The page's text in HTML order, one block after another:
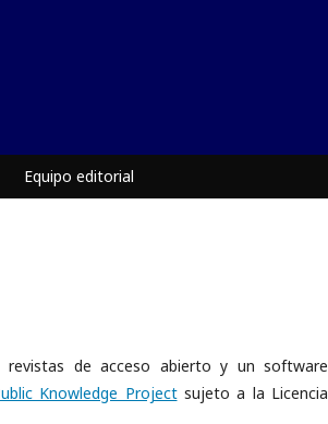
Equipo editorial
revistas de acceso abierto y un software
Knowledge Projectsujeto a la Licencia